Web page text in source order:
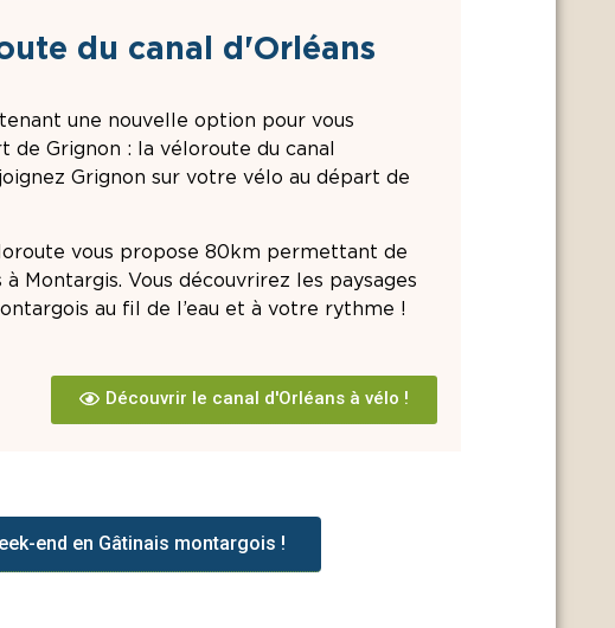
du canal d'Orléans
une nouvelle option pour vous
de Grignon : la véloroute du canal
Grignon sur votre vélo au départ de
vous propose 80km permettant de
Montargis. Vous découvrirez les paysages
au fil de l’eau et à votre rythme !
Découvrir le canal d'Orléans à vélo !
end en Gâtinais montargois !